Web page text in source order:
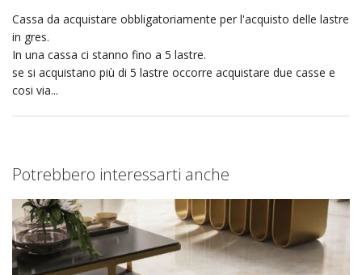
Cassa da acquistare obbligatoriamente per l'acquisto delle lastre
in gres.
In una cassa ci stanno fino a 5 lastre.
se si acquistano più di 5 lastre occorre acquistare due casse e
cosi via...
Potrebbero interessarti anche